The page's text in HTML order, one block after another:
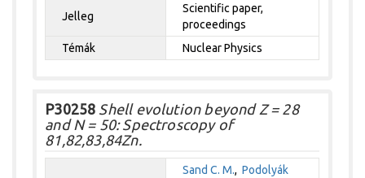
Jelleg
Scientific paper,
proceedings
Témák
Nuclear Physics
P30258 Shell evolution beyond Z = 28
and N = 50: Spectroscopy of
81,82,83,84Zn.
Sand C. M.,Podolyák